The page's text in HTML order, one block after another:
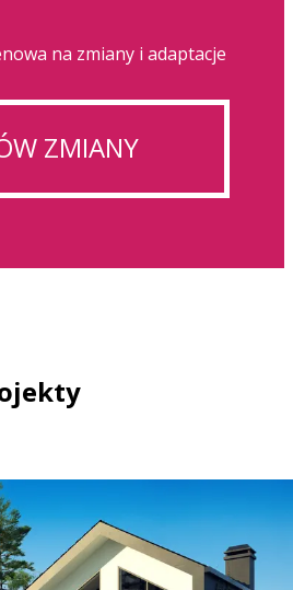
na zmiany i adaptacje
ZMIANY